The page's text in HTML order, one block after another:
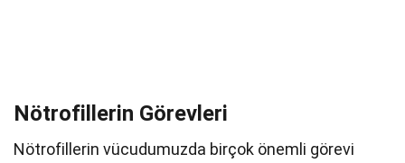
Nötrofillerin Görevleri
Nötrofillerin vücudumuzda birçok önemli görevi